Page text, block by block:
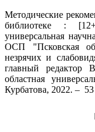
Методические
библиотеке :
универсальная
ОСП "Псковская
незрячих и
главный
областная
Курбатова, 2022. – 53